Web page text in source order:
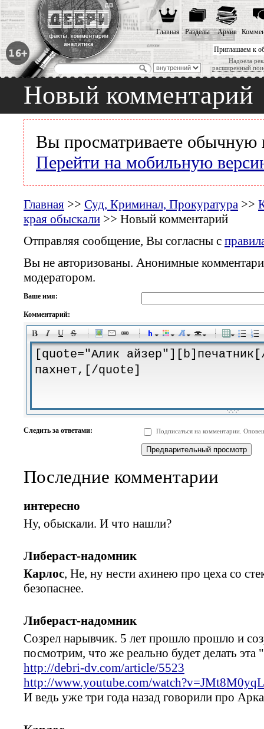
Приглашаем к
Надоела
расширенный
Главная Разделы Архив
Новый комментарий
Вы просматриваете обычную
Перейти на мобильную
Главная >> Суд, Криминал, Прокуратура >>
края обыскали >> Новый комментарий
Отправляя сообщение, Вы согласны с
Вы не авторизованы. Анонимные
модератором.
Ваше имя:
Комментарий:
-
-
-
-
-
-
-
-
-
-
-
-
-
-
-
-
-
-
-
-
Следить за ответами: Подписаться на комментарии.
Последние комментарии
интересно
Ну, обыскали. И что нашли?
Либераст-надомник
Карлос, Не, ну нести ахинею про цеха со
безопаснее.
Либераст-надомник
Созрел нарывчик. 5 лет прошло прошло и
посмотрим, что же реально будет делать эта
http://debri-dv.com/article/5523
http://www.youtube.com/
И ведь уже три года назад говорили про